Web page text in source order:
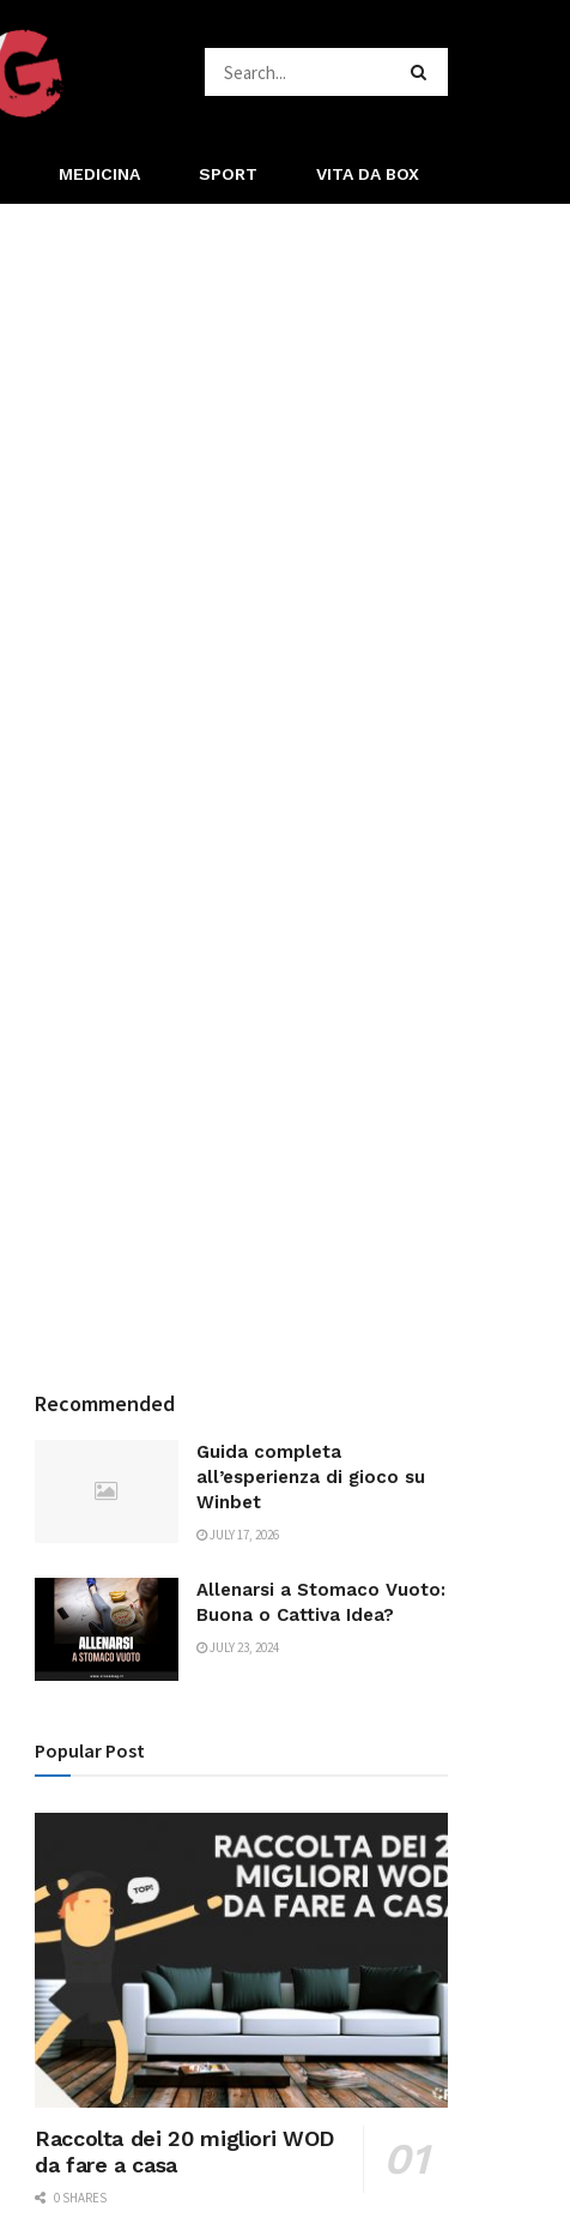
MEDICINA SPORT VITA DA BOX
Recommended
Guida completa
all’esperienza di gioco su
Winbet
JULY 17, 2026
Allenarsi a Stomaco Vuoto:
Buona o Cattiva Idea?
JULY 23, 2024
Popular Post
Raccolta dei 20 migliori WOD
da fare a casa
0 SHARES